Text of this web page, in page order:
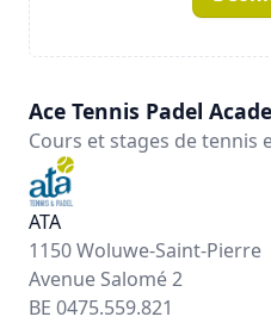
Ace Tennis Padel
Cours et stages de tennis
ATA
1150 Woluwe-Saint-Pierre
Avenue Salomé 2
BE 0475.559.821